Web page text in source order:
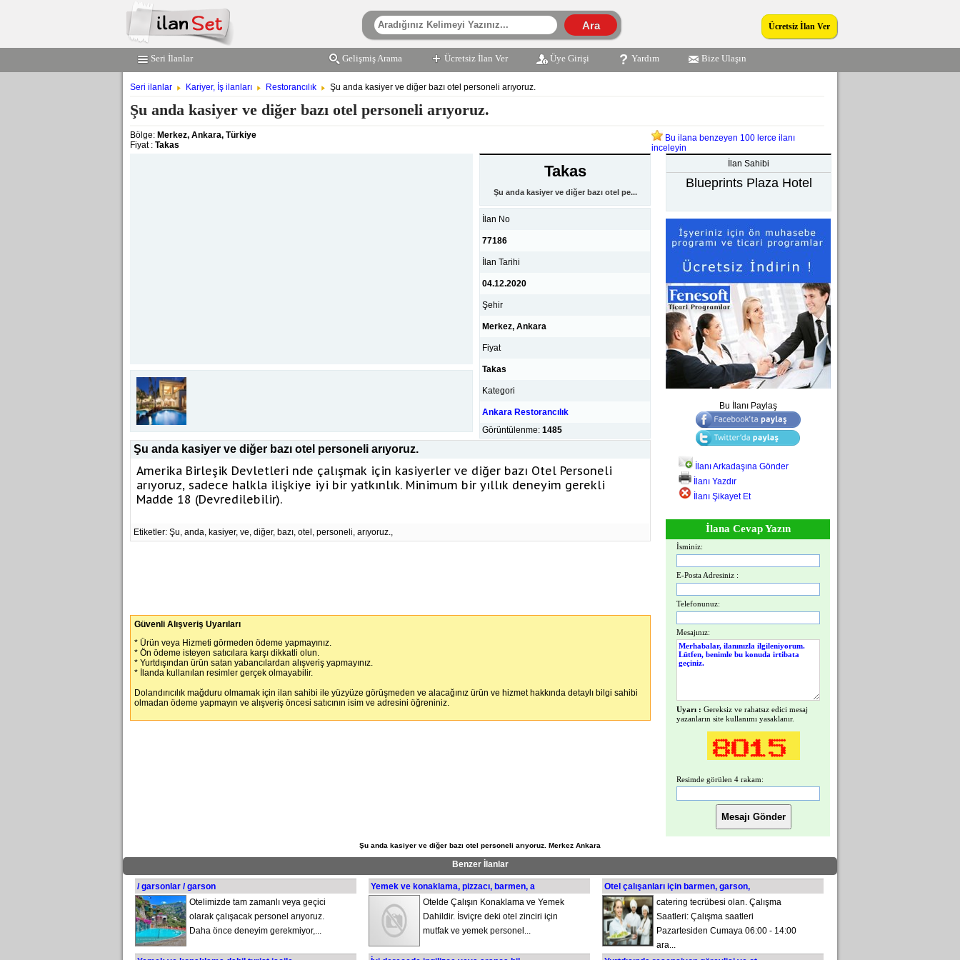
Ücretsiz İlan Ver
Seri İlanlar Gelişmiş Arama Ücretsiz İlan Ver Üye Girişi Yardım Bize Ulaşın
Seri ilanlar Kariyer, İş ilanları Restorancılık Şu anda kasiyer ve diğer bazı otel personeli arıyoruz.
Şu anda kasiyer ve diğer bazı otel personeli arıyoruz.
Bölge: Merkez, Ankara, Türkiye
Fiyat : Takas
Bu ilana benzeyen 100 lerce ilanı
inceleyin
Takas
Şu anda kasiyer ve diğer bazı otel pe...
İlan No
77186
İlan Tarihi
04.12.2020
Şehir
Merkez, Ankara
Fiyat
Takas
Kategori
Ankara Restorancılık
Görüntülenme: 1485
Şu anda kasiyer ve diğer bazı otel personeli arıyoruz.
Amerika Birleşik Devletleri nde çalışmak için kasiyerler ve diğer bazı Otel Personeli
arıyoruz, sadece halkla ilişkiye iyi bir yatkınlık. Minimum bir yıllık deneyim gerekli
Madde 18 (Devredilebilir).
Etiketler: Şu, anda, kasiyer, ve, diğer, bazı, otel, personeli, arıyoruz.,
Güvenli Alışveriş Uyarıları
* Ürün veya Hizmeti görmeden ödeme yapmayınız.
* Ön ödeme isteyen satıcılara karşı dikkatli olun.
* Yurtdışından ürün satan yabancılardan alışveriş yapmayınız.
* İlanda kullanılan resimler gerçek olmayabilir.
Dolandırıcılık mağduru olmamak için ilan sahibi ile yüzyüze görüşmeden ve alacağınız ürün ve hizmet hakkında detaylı bilgi sahibi
olmadan ödeme yapmayın ve alışveriş öncesi satıcının isim ve adresini öğreniniz.
İlan Sahibi
Blueprints Plaza Hotel
Bu İlanı Paylaş
İlanı Arkadaşına Gönder
İlanı Yazdır
İlanı Şikayet Et
İlana Cevap Yazın
İsminiz:
E-Posta Adresiniz :
Telefonunuz:
Mesajınız:
Uyarı : Gereksiz ve rahatsız edici mesaj
yazanların site kullanımı yasaklanır.
Resimde görülen 4 rakam:
Şu anda kasiyer ve diğer bazı otel personeli arıyoruz. Merkez Ankara
Benzer İlanlar
/ garsonlar / garson
Otelimizde tam zamanlı veya geçici
olarak çalışacak personel arıyoruz.
Daha önce deneyim gerekmiyor,...
Yemek ve konaklama, pizzacı, barmen, a
Otelde Çalışın Konaklama ve Yemek
Dahildir. İsviçre deki otel zinciri için
mutfak ve yemek personel...
Otel çalışanları için barmen, garson,
catering tecrübesi olan. Çalışma
Saatleri: Çalışma saatleri
Pazartesiden Cumaya 06:00 - 14:00
ara...